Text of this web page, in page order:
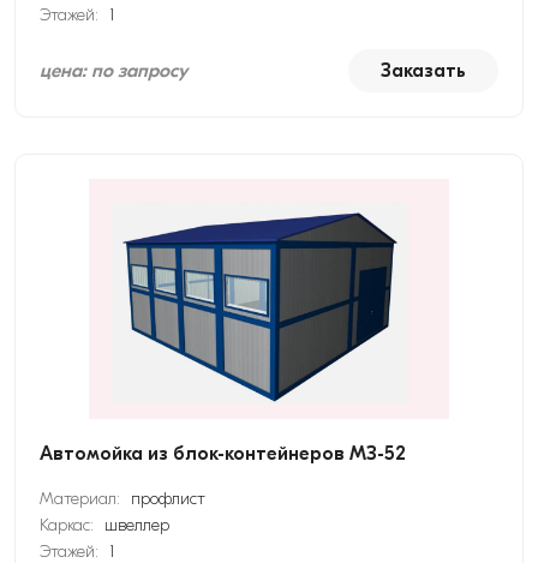
Этажей:
1
цена: по запросу Заказать
Автомойка из блок-контейнеров МЗ-52
Материал:
профлист
Каркас:
швеллер
Этажей:
1